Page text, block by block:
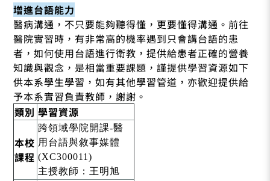
增進台語能力
醫病溝通，不只要能夠聽得懂，更要懂得溝通。前往
醫院實習時，有非常高的機率遇到只會講台語的患
者，如何使用台語進行衛教，提供給患者正確的營養
知識與觀念，是相當重要課題，謹提供學習資源如下
供本系學生學習，如有其他學習管道，亦歡迎提供給
予本系實習負責教師，謝謝。
類別 學習資源
本校
課程
跨領域學院開課-醫
用台語與敘事媒體
(XC300011)
主授教師：王明旭